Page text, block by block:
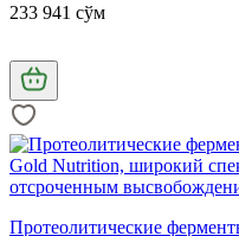
233 941 сўм
Протеолитические